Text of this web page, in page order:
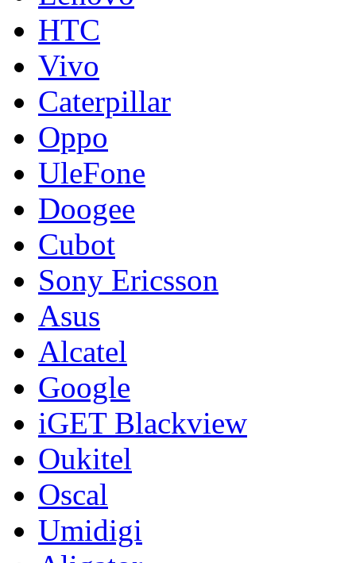
HTC
Vivo
Caterpillar
Oppo
UleFone
Doogee
Cubot
Sony Ericsson
Asus
Alcatel
Google
iGET Blackview
Oukitel
Oscal
Umidigi